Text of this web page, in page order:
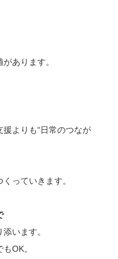
あります。
よりも“日常のつなが
っていきます。
います。
OK。